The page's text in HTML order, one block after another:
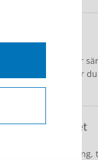
som är
bygglagen behöver
till en ny enhet